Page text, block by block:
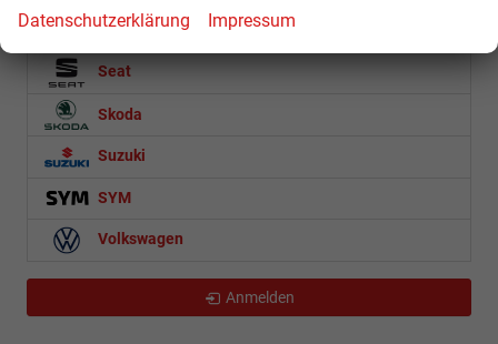
Royal Enfield
Seat
Skoda
Suzuki
SYM
Volkswagen
Anmelden
Datenschutzerklärung Impressum